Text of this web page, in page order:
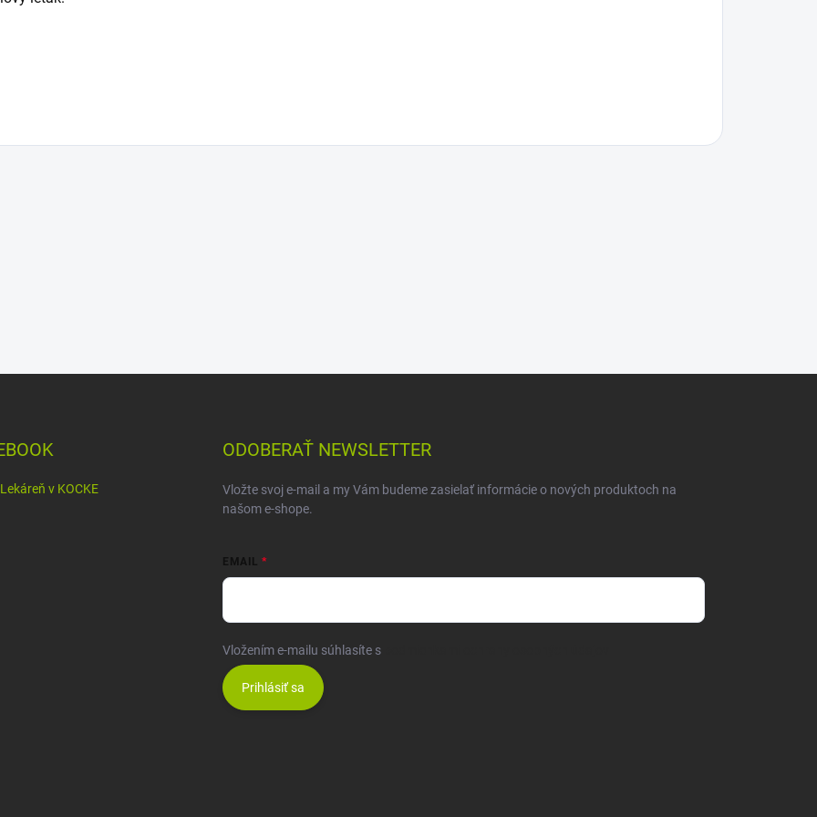
Lekáreň v KOCKE
ODOBERAŤ NEWSLETTER
Vložte svoj e-mail a my Vám budeme zasielať informácie o nových produktoch na
našom e-shope.
EMAIL
Vložením e-mailu súhlasíte s
Prihlásiť sa